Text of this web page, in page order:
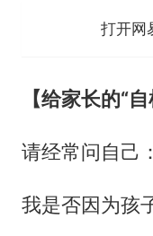
打开网
【给家长的“自
请经常问自己：
我是否因为孩